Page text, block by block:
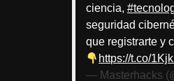
ciencia,
seguridad
que registrarte y
https://t.co/
— Masterhacks